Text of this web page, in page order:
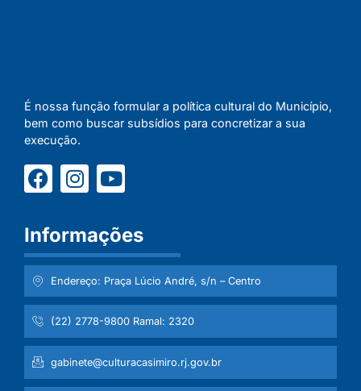
É nossa função formular a política cultural do Município,
bem como buscar subsídios para concretizar a sua
execução.
Informações
Endereço: Praça Lúcio André, s/n – Centro
(22) 2778-9800 Ramal: 2320
gabinete@culturacasimiro.rj.gov.br